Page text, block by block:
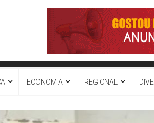
ECONOMIA REGIONAL